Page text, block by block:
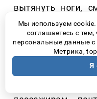
вытянуть ноги,
спокойно
движения.
все чаще
водительское
Мы используем
соглашаетесь с
персональные данные
Метрика,
Я